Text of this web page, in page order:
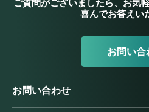
ご質問がございましたら、お気
喜んでお答えい
お問い合
お問い合わせ